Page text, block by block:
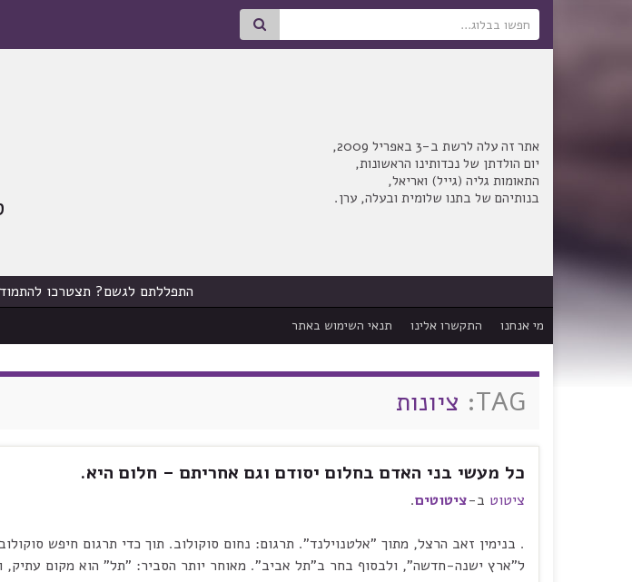
Search for:
אתר זה עלה לרשת ב-3 באפריל 2009,
יום הולדתן של נכדותינו הראשונות,
התאומות גליה (גייל) ואריאל,
בנותיהם של בתנו שלומית ובעלה, ערן.
התפללתם לגשם? תצטרכו
מי אנחנו התקשרו אלינו תנאי השימוש באתר
TAG: ציונות
כל מעשי בני האדם בחלום יסודם וגם אחריתם – חלום היא.
ציטוט ב-ציטוטים.
. בנימין זאב הרצל, מתוך "אלטנוילנד". תרגום: נחום סוקולוב. תוך כדי תרגום חיפש
ל"ארץ ישנה-חדשה", ולבסוף בחר ב"תל אביב". מאוחר יותר הסביר: "תל" הוא מקום עתיק,